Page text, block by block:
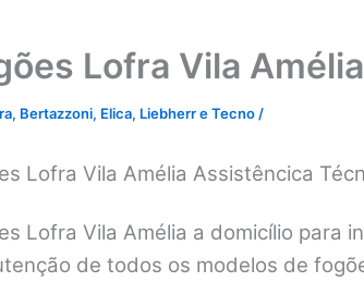
Lofra Vila Amélia
Bertazzoni, Elica, Liebherr e Tecno /
Lofra Vila Amélia Assistêncica
Lofra Vila Amélia a domicílio para
de todos os modelos de